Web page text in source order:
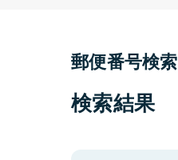
郵便番号検索
検索結果